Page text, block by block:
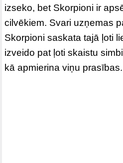
izseko, bet Skorpioni ir
cilvēkiem. Svari uzņemas
Skorpioni saskata tajā ļoti
izveido pat ļoti skaistu
kā apmierina viņu prasības.